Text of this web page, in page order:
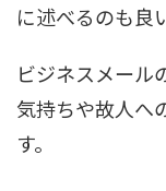
に述べるのも良
ビジネスメール
気持ちや故人へ
す。